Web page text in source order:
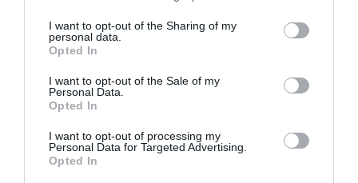
not limited to your visit or usage behaviour. You may click to
grant or deny consent to Google and its third-party tags to
use your data for below specified purposes in below Google
consent section.
I want to opt-out of the Sharing of my
personal data.
Opted In
I want to opt-out of the Sale of my
Personal Data.
Opted In
I want to opt-out of processing my
Personal Data for Targeted Advertising.
Opted In